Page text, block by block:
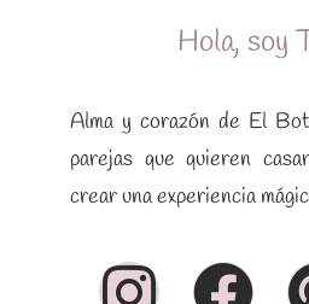
Hola, soy
Alma y corazón de El
parejas que quieren
crear una experiencia